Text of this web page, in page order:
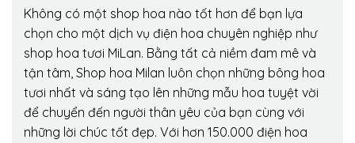
Không có một shop hoa nào tốt hơn để bạn lựa
chọn cho một dịch vụ điện hoa chuyên nghiệp như
shop hoa tươi MiLan. Bằng tất cả niềm đam mê và
tận tâm, Shop hoa Milan luôn chọn những bông hoa
tươi nhất và sáng tạo lên những mẫu hoa tuyệt vời
để chuyển đến người thân yêu của bạn cùng với
những lời chúc tốt đẹp. Với hơn 150.000 điện hoa